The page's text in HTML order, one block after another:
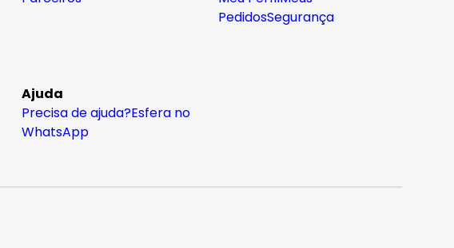
PedidosSegurança
Ajuda
Precisa de ajuda?Esfera no
WhatsApp